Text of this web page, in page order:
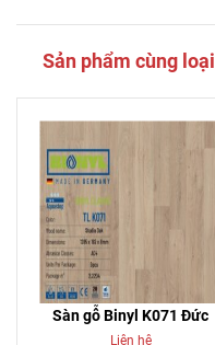
Sản phẩm cùng loại
Sàn gỗ Binyl K071 Đức
Liên hệ